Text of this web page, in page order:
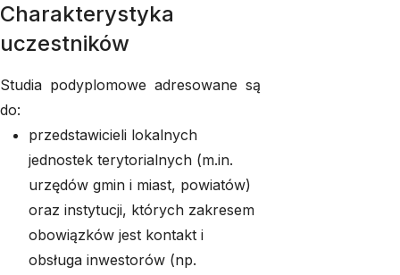
Charakterystyka
uczestników
Studia podyplomowe adresowane są
do:
przedstawicieli lokalnych
jednostek terytorialnych (m.in.
urzędów gmin i miast, powiatów)
oraz instytucji, których zakresem
obowiązków jest kontakt i
obsługa inwestorów (np.